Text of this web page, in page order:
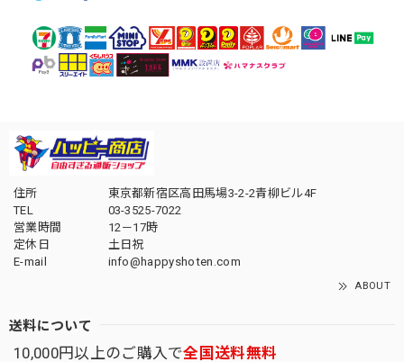
住所
東京都新宿区高田馬場3-2-2青柳ビル4F
TEL
03-3525-7022
営業時間
12－17時
定休日
土日祝
E-mail
info@happyshoten.com
ABOUT
送料について
10,000円以上のご購入で全国送料無料